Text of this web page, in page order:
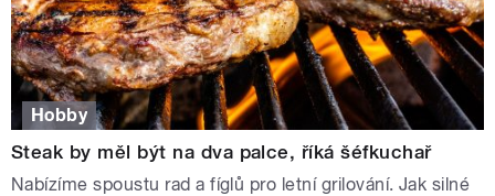
Hobby
Steak by měl být na dva palce, říká šéfkuchař
Nabízíme spoustu rad a fíglů pro letní grilování. Jak silné